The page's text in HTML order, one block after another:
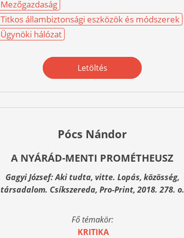
Mezőgazdaság
Titkos állambiztonsági eszközök és módszerek
Ügynöki hálózat
Letöltés
Pócs Nándor
A NYÁRÁD-MENTI PROMÉTHEUSZ
Gagyi József: Aki tudta, vitte. Lopás, közösség,
társadalom. Csíkszereda, Pro-Print, 2018. 278. o.
Fő témakör:
KRITIKA